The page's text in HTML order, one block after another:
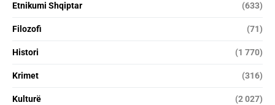
Etnikumi Shqiptar (633)
Filozofi (71)
Histori (1 770)
Krimet (316)
Kulturë (2 027)